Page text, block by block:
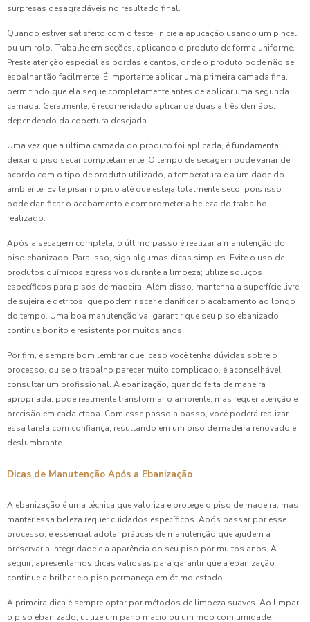
surpresas desagradáveis no resultado final.
Quando estiver satisfeito com o teste, inicie a aplicação usando um pincel
ou um rolo. Trabalhe em seções, aplicando o produto de forma uniforme.
Preste atenção especial às bordas e cantos, onde o produto pode não se
espalhar tão facilmente. É importante aplicar uma primeira camada fina,
permitindo que ela seque completamente antes de aplicar uma segunda
camada. Geralmente, é recomendado aplicar de duas a três demãos,
dependendo da cobertura desejada.
Uma vez que a última camada do produto foi aplicada, é fundamental
deixar o piso secar completamente. O tempo de secagem pode variar de
acordo com o tipo de produto utilizado, a temperatura e a umidade do
ambiente. Evite pisar no piso até que esteja totalmente seco, pois isso
pode danificar o acabamento e comprometer a beleza do trabalho
realizado.
Após a secagem completa, o último passo é realizar a manutenção do
piso ebanizado. Para isso, siga algumas dicas simples. Evite o uso de
produtos químicos agressivos durante a limpeza; utilize soluços
específicos para pisos de madeira. Além disso, mantenha a superfície livre
de sujeira e detritos, que podem riscar e danificar o acabamento ao longo
do tempo. Uma boa manutenção vai garantir que seu piso ebanizado
continue bonito e resistente por muitos anos.
Por fim, é sempre bom lembrar que, caso você tenha dúvidas sobre o
processo, ou se o trabalho parecer muito complicado, é aconselhável
consultar um profissional. A ebanização, quando feita de maneira
apropriada, pode realmente transformar o ambiente, mas requer atenção e
precisão em cada etapa. Com esse passo a passo, você poderá realizar
essa tarefa com confiança, resultando em um piso de madeira renovado e
deslumbrante.
Dicas de Manutenção Após a Ebanização
A ebanização é uma técnica que valoriza e protege o piso de madeira, mas
manter essa beleza requer cuidados específicos. Após passar por esse
processo, é essencial adotar práticas de manutenção que ajudem a
preservar a integridade e a aparência do seu piso por muitos anos. A
seguir, apresentamos dicas valiosas para garantir que a ebanização
continue a brilhar e o piso permaneça em ótimo estado.
A primeira dica é sempre optar por métodos de limpeza suaves. Ao limpar
o piso ebanizado, utilize um pano macio ou um mop com umidade